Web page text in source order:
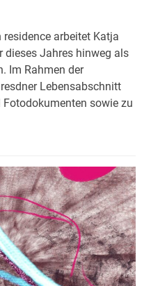
residence arbeitet Katja
dieses Jahres hinweg als
Im Rahmen der
Lebensabschnitt
sowie zu